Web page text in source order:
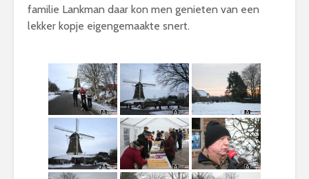
familie Lankman daar kon men genieten van een
lekker kopje eigengemaakte snert.